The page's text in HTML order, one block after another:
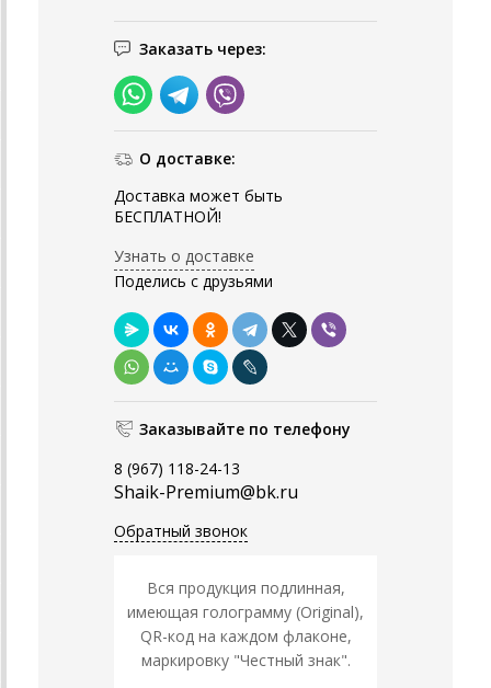
Заказать через:
О доставке:
Доставка может быть
БЕСПЛАТНОЙ!
Узнать о доставке
Поделись с друзьями
Заказывайте по телефону
8 (967) 118-24-13
Shaik-Premium@bk.ru
Обратный звонок
Вся продукция подлинная,
имеющая голограмму (Original),
QR-код на каждом флаконе,
маркировку "Честный знак".